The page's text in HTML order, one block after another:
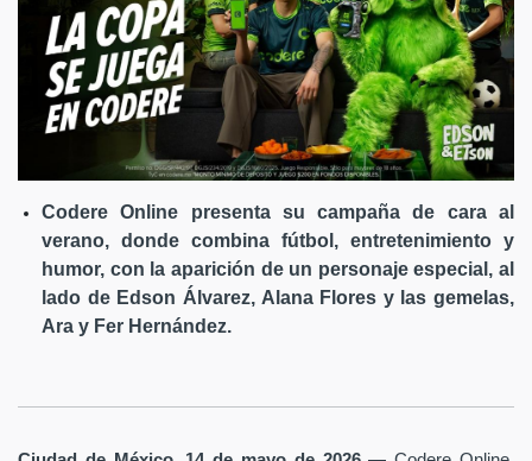
Codere Online presenta su campaña de cara al
verano, donde combina fútbol, entretenimiento y
humor, con la aparición de un personaje especial, al
lado de Edson Álvarez, Alana Flores y las gemelas,
Ara y Fer Hernández.